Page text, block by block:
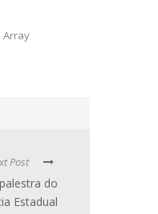
Array
Post
do
Estadual